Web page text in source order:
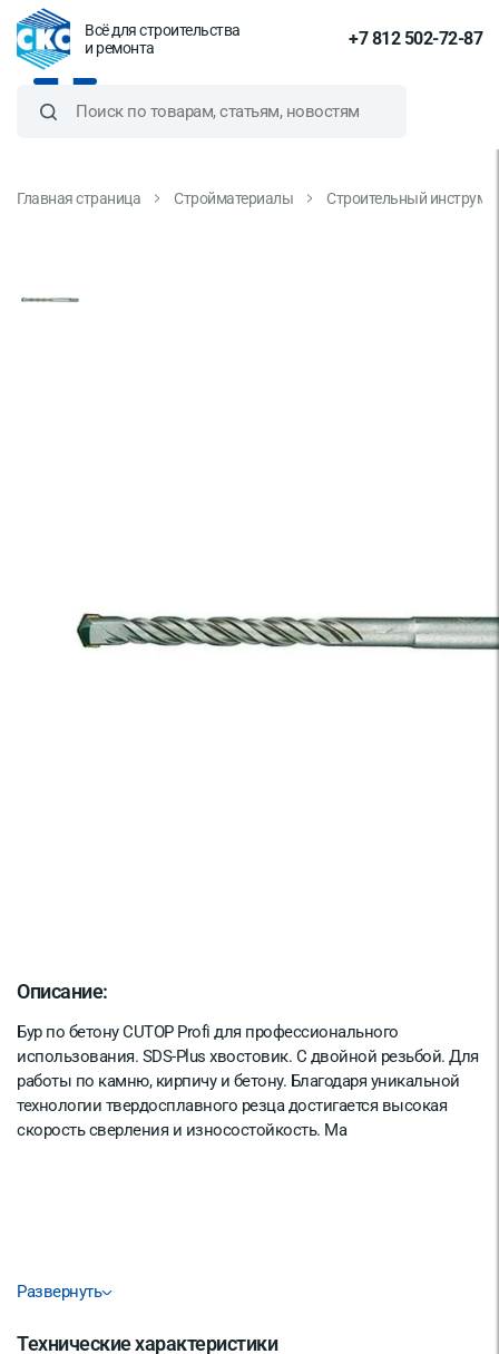
Всё для строительства
и ремонта
+7 812 502-72-87
Главная страница Стройматериалы Строительный
мм
Описание:
Бур по бетону CUTOP Profi для профессионального
использования. SDS-Plus хвостовик. С двойной резьбой. Для
работы по камню, кирпичу и бетону. Благодаря уникальной
технологии твердосплавного резца достигается высокая
скорость сверления и износостойкость. Ма
Развернуть
Технические характеристики